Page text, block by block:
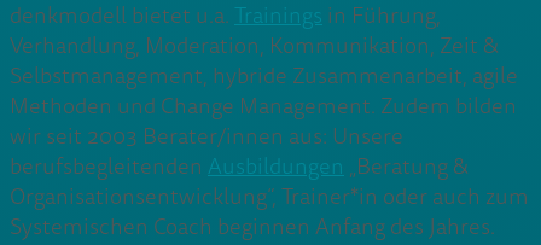
denkmodell bietet u.a. Trainings in Führung,
Verhandlung, Moderation, Kommunikation, Zeit &
Selbstmanagement, hybride Zusammenarbeit, agile
Methoden und Change Management. Zudem bilden
wir seit 2003 Berater/innen aus: Unsere
berufsbegleitenden Ausbildungen „Beratung &
Organisationsentwicklung“, Trainer*in oder auch zum
Systemischen Coach beginnen Anfang des Jahres.